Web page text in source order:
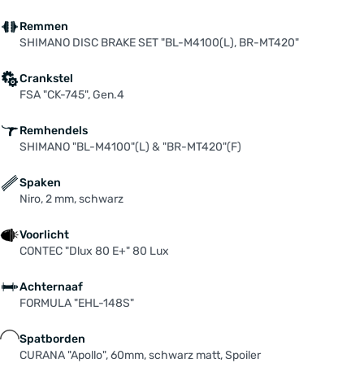
Remmen
SHIMANO DISC BRAKE SET "BL-M4100(L), BR-MT420"
Crankstel
FSA "CK-745", Gen.4
Remhendels
SHIMANO "BL-M4100"(L) & "BR-MT420"(F)
Spaken
Niro, 2 mm, schwarz
Voorlicht
CONTEC "Dlux 80 E+" 80 Lux
Achternaaf
FORMULA "EHL-148S"
Spatborden
CURANA "Apollo", 60mm, schwarz matt, Spoiler